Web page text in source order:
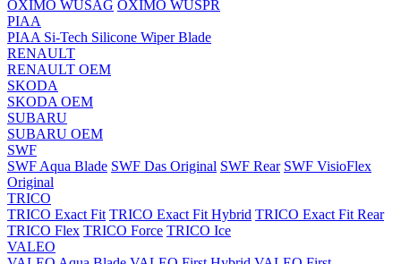
OXIMO WUSAG OXIMO WUSPR
PIAA
PIAA Si-Tech Silicone Wiper Blade
RENAULT
RENAULT OEM
SKODA
SKODA OEM
SUBARU
SUBARU OEM
SWF
SWF Aqua Blade SWF Das Original SWF Rear SWF VisioFlex
Original
TRICO
TRICO Exact Fit TRICO Exact Fit Hybrid TRICO Exact Fit Rear
TRICO Flex TRICO Force TRICO Ice
VALEO